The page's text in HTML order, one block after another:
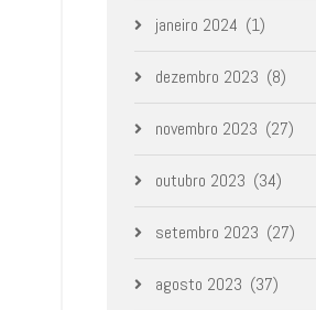
janeiro 2024 (1)
dezembro 2023 (8)
novembro 2023 (27)
outubro 2023 (34)
setembro 2023 (27)
agosto 2023 (37)